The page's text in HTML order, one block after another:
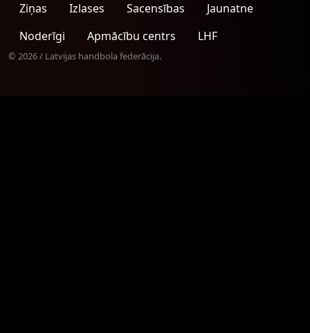
Ziņas Izlases Sacensības
Jaunatne
Noderīgi
Apmācību centrs LHF
© 2026 / Latvijas handbola federācija.